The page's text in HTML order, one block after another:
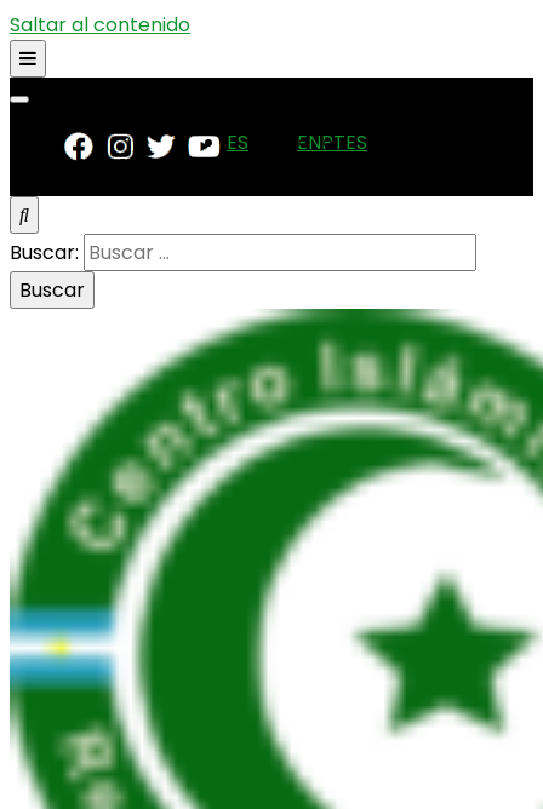
Saltar al contenido
ES ENPTES
Buscar: